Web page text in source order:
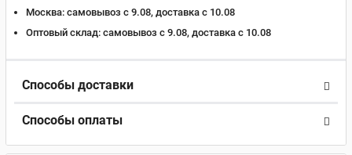
Москва: самовывоз с 9.08, доставка c 10.08
Оптовый склад: самовывоз с 9.08, доставка c 10.08
Способы доставки
Способы оплаты